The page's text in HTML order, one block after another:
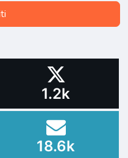
1.2k
18.6k